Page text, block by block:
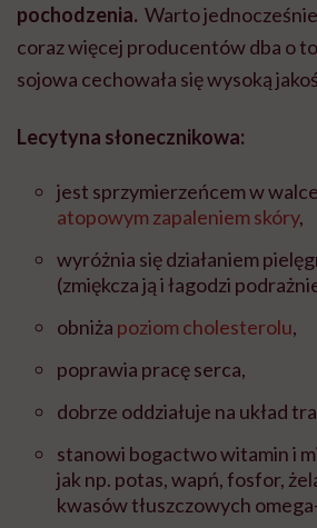
pochodzenia. Warto
coraz więcej producentów dba o
sojowa cechowała się wysoką
Lecytyna słonecznikowa:
jest sprzymierzeńcem w
atopowym zapaleniem skóry,
wyróżnia się działaniem
(zmiękcza ją i łagodzi
obniża poziom cholesterolu,
poprawia pracę serca,
dobrze oddziałuje na układ
stanowi bogactwo witamin i
jak np. potas, wapń, fosfor,
kwasów tłuszczowych